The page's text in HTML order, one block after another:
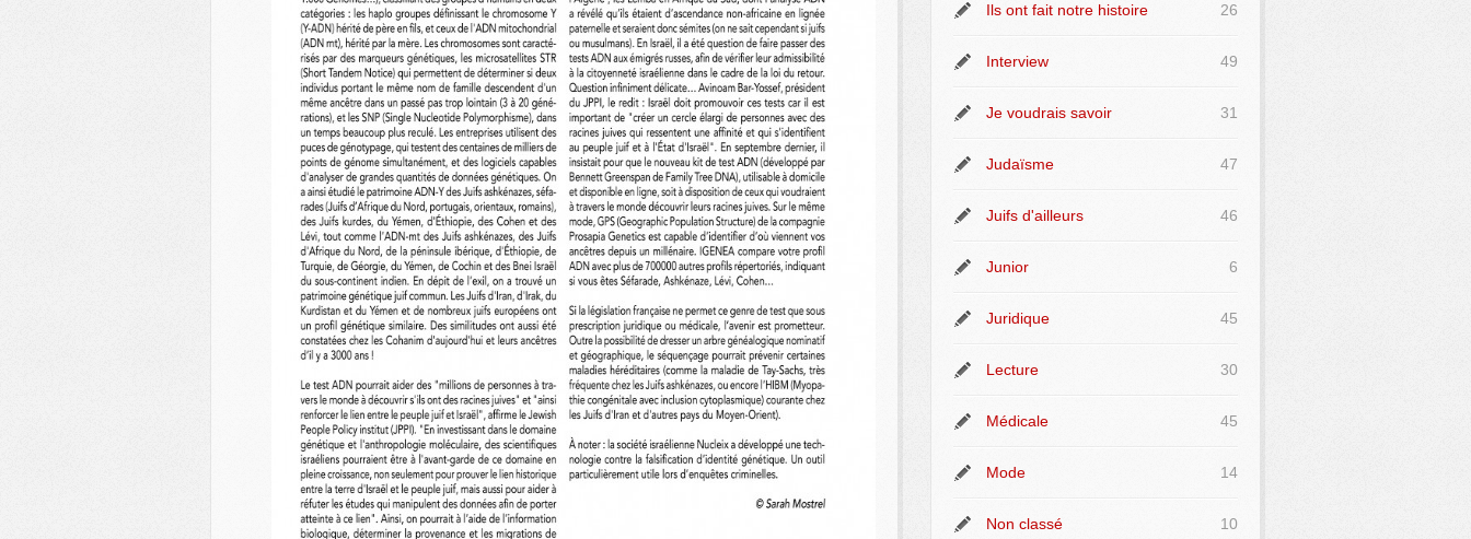
Ils ont fait notre histoire 26
Interview 49
Je voudrais savoir 31
Judaïsme 47
Juifs d'ailleurs 46
Junior 6
Juridique 45
Lecture 30
Médicale 45
Mode 14
Non classé 10